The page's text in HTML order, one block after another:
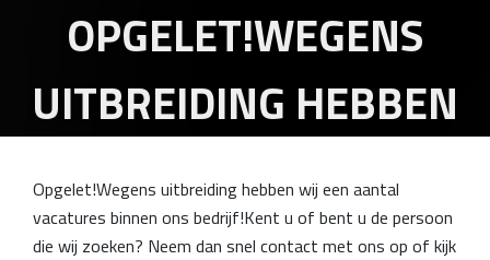
OPGELET!WEGENS
UITBREIDING HEBBEN
Opgelet!Wegens uitbreiding hebben wij een aantal
vacatures binnen ons bedrijf!Kent u of bent u de persoon
die wij zoeken? Neem dan snel contact met ons op of kijk